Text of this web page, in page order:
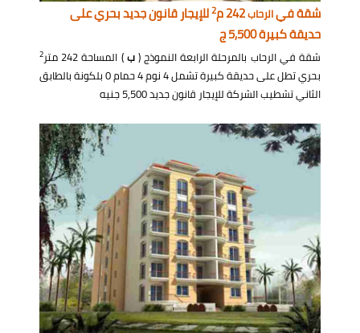
شقة فيالرحاب 2للإيجار قانون جديد بحري على
حديقة كبيرة 5,500 ج
شقة في الرحاب بالمرحلة الرابعة النموذج (ب) المساحة 242 متر 2
بحري تطل على حديقة كبيرة تشمل 4 نوم 4 حمام 0 بلكونة بالطابق
الثاني تشطيب الشركة للإيجار قانون جديد 5,500 جنيه